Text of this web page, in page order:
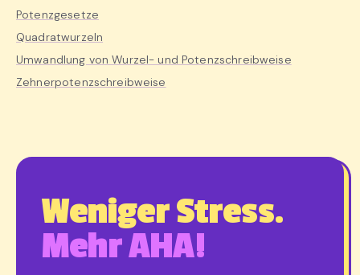
Potenzgesetze
Quadratwurzeln
Umwandlung von Wurzel- und Potenzschreibweise
Zehnerpotenzschreibweise
Weniger Stress.
Mehr AHA!